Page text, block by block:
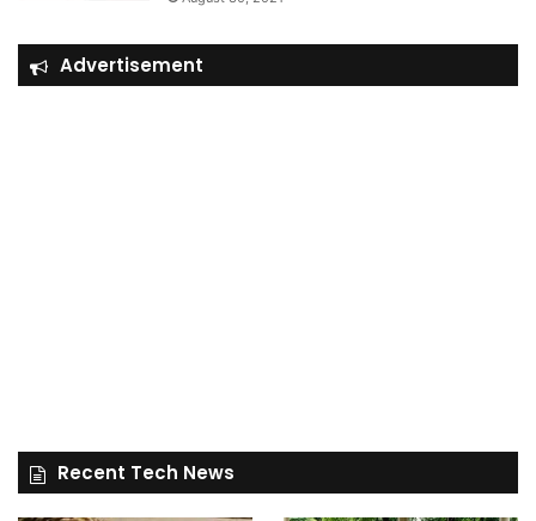
Advertisement
Recent Tech News